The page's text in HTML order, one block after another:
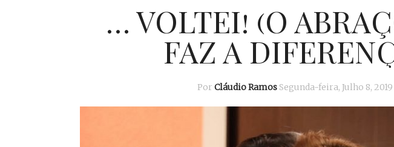
… VOLTEI! (O
FAZ A
Por Cláudio Ramos Segunda-feira, Julho 8, 2019